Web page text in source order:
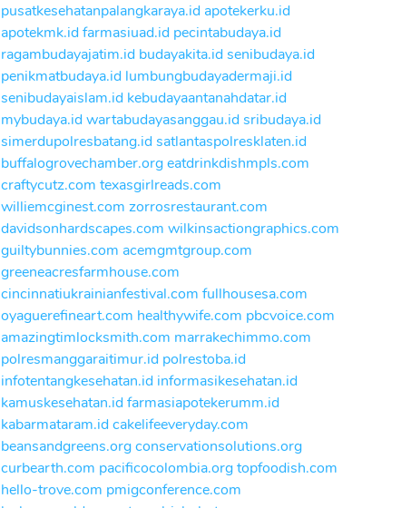
pusatkesehatanpalangkaraya.id apotekerku.id
apotekmk.idfarmasiuad.id pecintabudaya.id
ragambudayajatim.id budayakita.idsenibudaya.id
penikmatbudaya.id lumbungbudayadermaji.id
senibudayaislam.id kebudayaantanahdatar.id
mybudaya.idwartabudayasanggau.idsribudaya.id
simerdupolresbatang.idsatlantaspolresklaten.id
buffalogrovechamber.orgeatdrinkdishmpls.com
craftycutz.com texasgirlreads.com
williemcginest.com zorrosrestaurant.com
davidsonhardscapes.com wilkinsactiongraphics.com
guiltybunnies.com acemgmtgroup.com
greeneacresfarmhouse.com
cincinnatiukrainianfestival.com fullhousesa.com
oyaguerefineart.com healthywife.com pbcvoice.com
amazingtimlocksmith.com marrakechimmo.com
polresmanggaraitimur.id polrestoba.id
infotentangkesehatan.id informasikesehatan.id
kamuskesehatan.idfarmasiapotekerumm.id
kabarmataram.idcakelifeeveryday.com
beansandgreens.orgconservationsolutions.org
curbearth.com pacificocolombia.orgtopfoodish.com
hello-trove.com pmigconference.com